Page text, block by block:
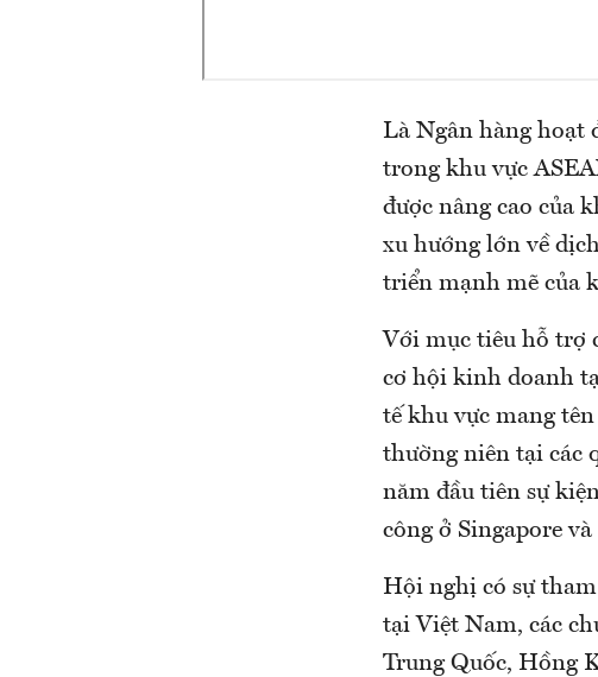
Là Ngân hàng hoạt
trong khu vực
được nâng cao của
xu hướng lớn về
triển mạnh mẽ của
Với mục tiêu hỗ trợ
cơ hội kinh doanh
tế khu vực mang tên
thường niên tại các
năm đầu tiên sự
công ở Singapore
Hội nghị có sự
tại Việt Nam, các
Trung Quốc, Hồng